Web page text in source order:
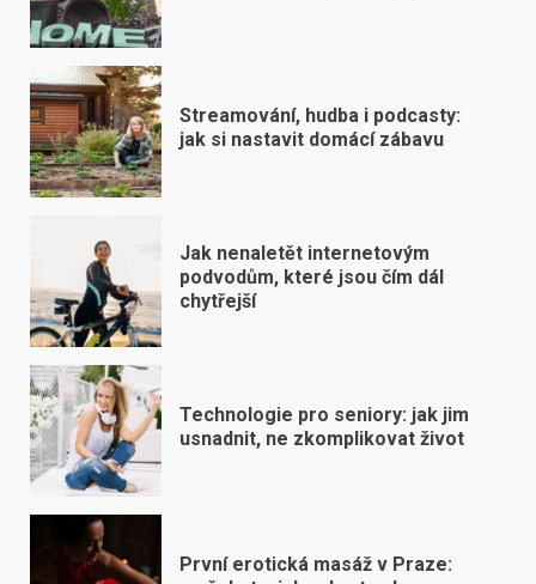
Streamování, hudba i podcasty:
jak si nastavit domácí zábavu
Jak nenaletět internetovým
podvodům, které jsou čím dál
chytřejší
Technologie pro seniory: jak jim
usnadnit, ne zkomplikovat život
První erotická masáž v Praze: